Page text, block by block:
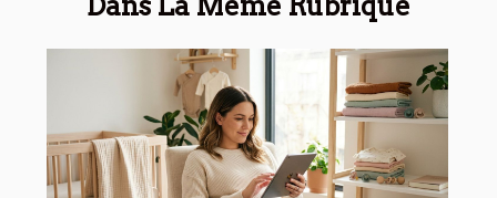
Dans La Même Rubrique